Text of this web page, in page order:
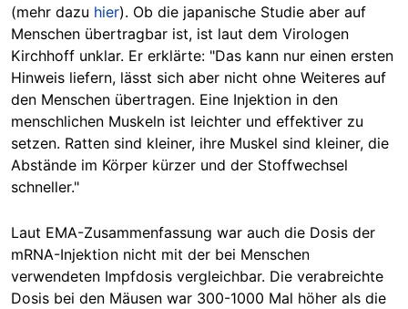
(mehr dazu hier). Ob die japanische Studie aber auf
Menschen übertragbar ist, ist laut dem Virologen
Kirchhoff unklar. Er erklärte: "Das kann nur einen ersten
Hinweis liefern, lässt sich aber nicht ohne Weiteres auf
den Menschen übertragen. Eine Injektion in den
menschlichen Muskeln ist leichter und effektiver zu
setzen. Ratten sind kleiner, ihre Muskel sind kleiner, die
Abstände im Körper kürzer und der Stoffwechsel
schneller."
Laut EMA-Zusammenfassung war auch die Dosis der
mRNA-Injektion nicht mit der bei Menschen
verwendeten Impfdosis vergleichbar. Die verabreichte
Dosis bei den Mäusen war 300-1000 Mal höher als die